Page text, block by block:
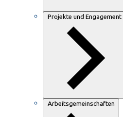
Projekte und Engagement
Arbeitsgemeinschaften